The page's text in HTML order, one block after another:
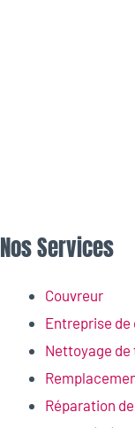
Nos Services
Couvreur
Entreprise
Nettoyage
Réparation